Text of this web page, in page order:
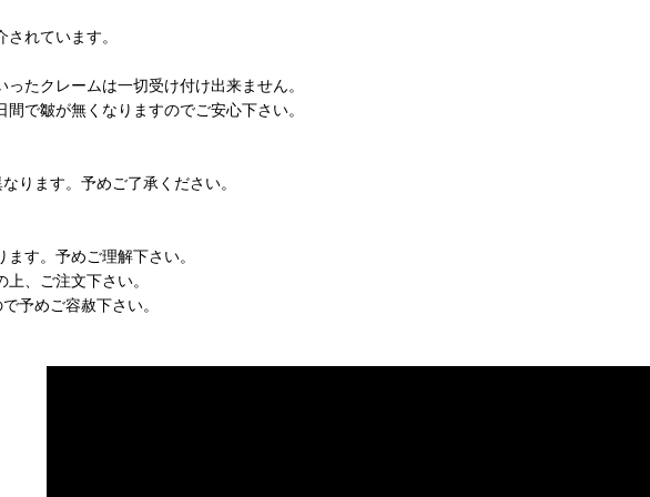
れています。
たクレームは一切受け付け出来ません。
で皺が無くなりますのでご安心下さい。
ります。予めご了承ください。
す。予めご理解下さい。
、ご注文下さい。
予めご容赦下さい。